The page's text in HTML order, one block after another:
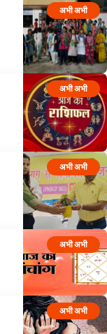
अभी अभी
अभी अभी
अभी अभी
अभी अभी
अभी अभी